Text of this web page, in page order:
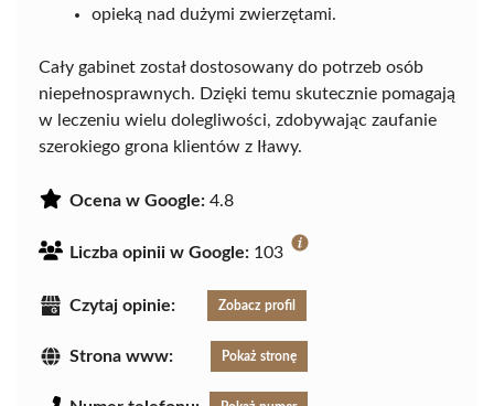
opieką nad dużymi zwierzętami.
Cały gabinet został dostosowany do potrzeb osób
niepełnosprawnych. Dzięki temu skutecznie pomagają
w leczeniu wielu dolegliwości, zdobywając zaufanie
szerokiego grona klientów z Iławy.
Ocena w Google: 4.8
Liczba opinii w Google: 103
Czytaj opinie: Zobacz profil
Strona www: Pokaż stronę